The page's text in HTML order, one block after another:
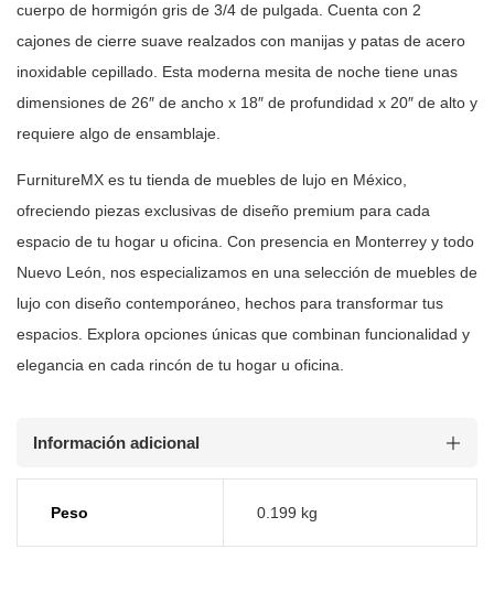
cuerpo de hormigón gris de 3/4 de pulgada. Cuenta con 2
cajones de cierre suave realzados con manijas y patas de acero
inoxidable cepillado. Esta moderna mesita de noche tiene unas
dimensiones de 26″ de ancho x 18″ de profundidad x 20″ de alto y
requiere algo de ensamblaje.
FurnitureMX es tu tienda de muebles de lujo en México,
ofreciendo piezas exclusivas de diseño premium para cada
espacio de tu hogar u oficina. Con presencia en Monterrey y todo
Nuevo León, nos especializamos en una selección de muebles de
lujo con diseño contemporáneo, hechos para transformar tus
espacios. Explora opciones únicas que combinan funcionalidad y
elegancia en cada rincón de tu hogar u oficina.
Información adicional
Peso 0.199 kg